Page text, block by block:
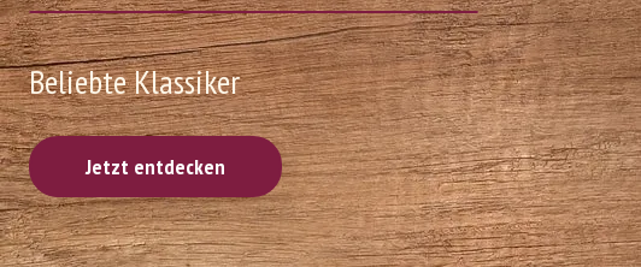
Beliebte Klassiker
Jetzt entdecken